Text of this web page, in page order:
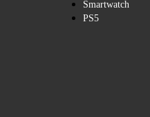
Smartwatch
PS5